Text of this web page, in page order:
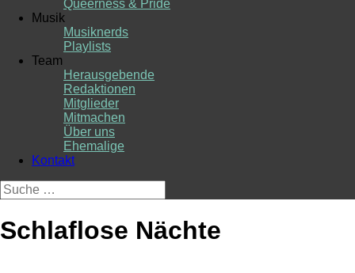
Queerness & Pride
Musik
Musiknerds
Playlists
Team
Herausgebende
Redaktionen
Mitglieder
Mitmachen
Über uns
Ehemalige
Kontakt
Suche
nach:
Schlaflose Nächte